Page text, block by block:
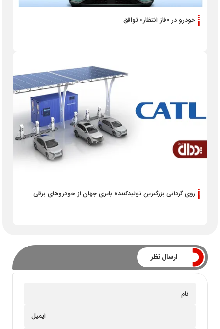
خودرو در «فاز انتظار» توافق
روی گردانی بزرگترین تولیدکننده باتری جهان از خودروهای برقی
ارسال نظر